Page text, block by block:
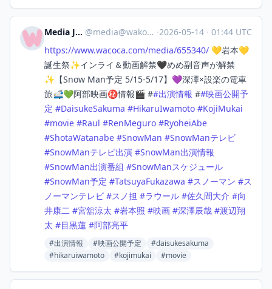
Media Japan @media@wakoka.com ·2026-05-14 · 01:44 UTC
https://www.wacoca.com/media/655340/ 💛岩本💛
誕生祭✨インライ＆動画解禁🖤めめ副音声が解禁
✨【Snow Man予定 5/15-5/17】💜深澤×設楽の電車
旅🚅💚阿部映画㊙️情報🎬 ##出演情報 ##映画公開予
定 #DaisukeSakuma #HikaruIwamoto #KojiMukai
#movie #Raul #RenMeguro #RyoheiAbe
#ShotaWatanabe #SnowMan #SnowManテレビ
#SnowManテレビ出演 #SnowMan出演情報
#SnowMan出演番組 #SnowManスケジュール
#SnowMan予定 #TatsuyaFukazawa #スノーマン #ス
ノーマンテレビ #スノ担 #ラウール #佐久間大介 #向
井康二 #宮舘涼太 #岩本照 #映画 #深澤辰哉 #渡辺翔
太 #目黒蓮 #阿部亮平
#出演情報 #映画公開予定
#daisukesakuma
#hikaruiwamoto
#kojimukai #movie